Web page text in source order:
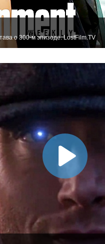
о 300-м эпизоде. LostFilm.TV